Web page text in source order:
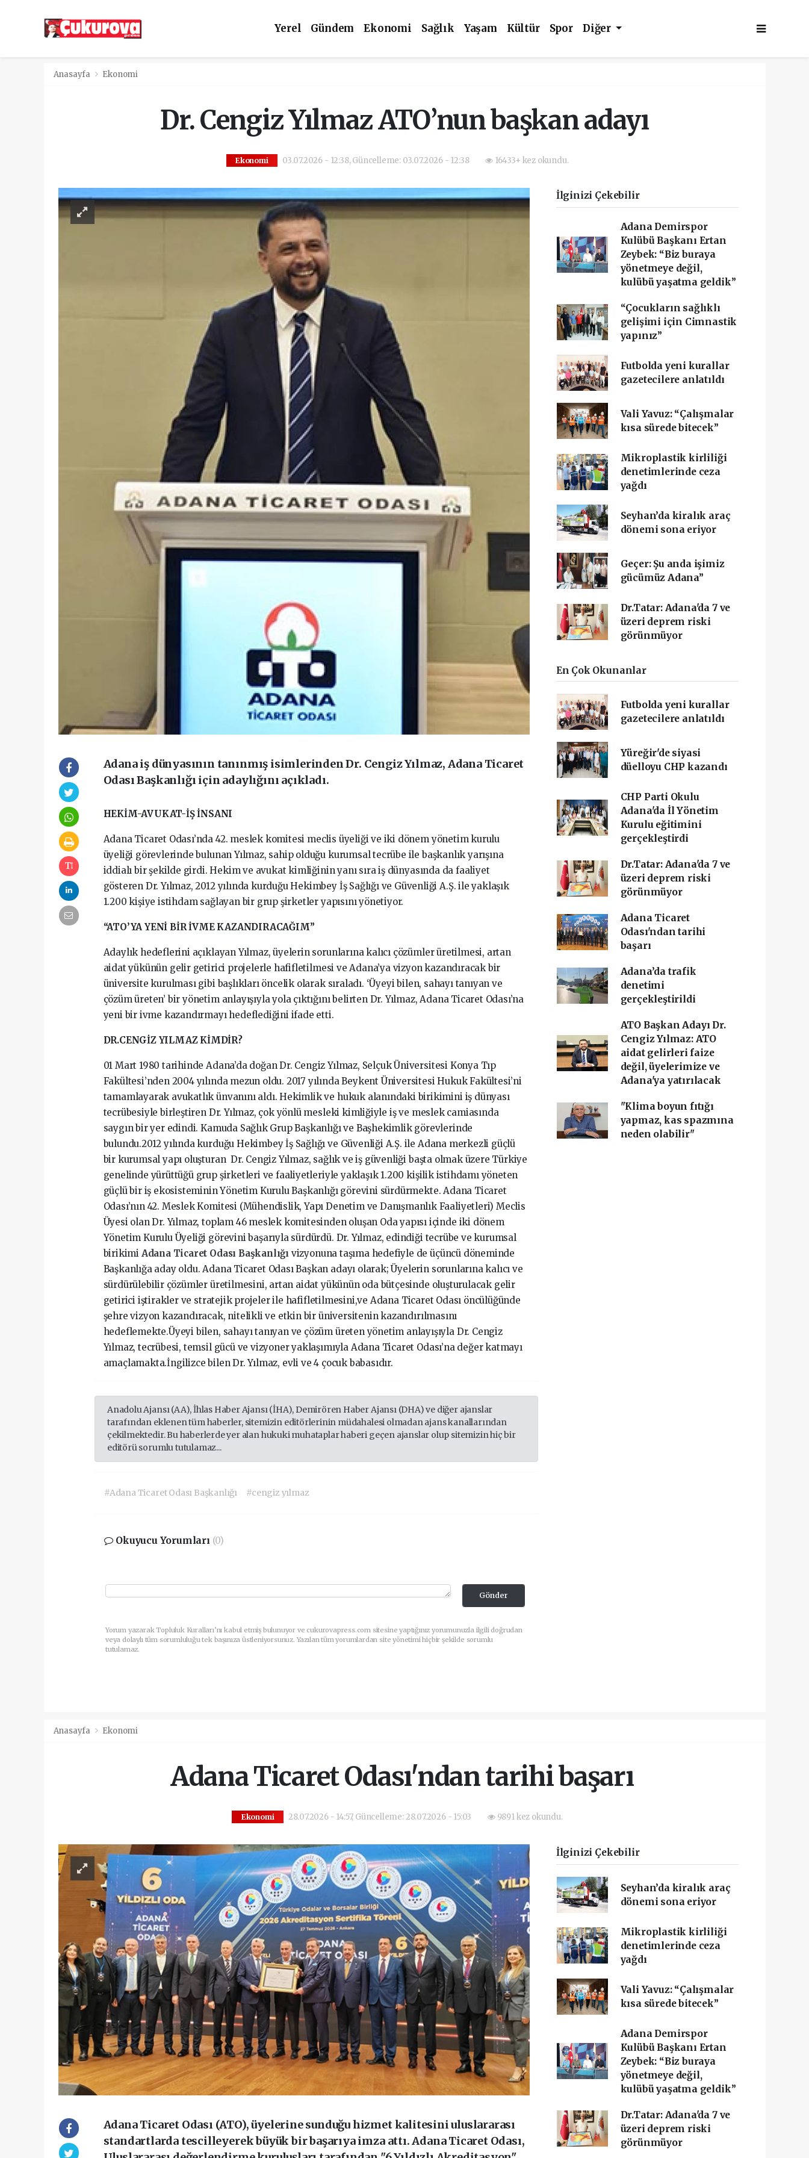
Yerel Gündem Ekonomi Sağlık Yaşam Kültür Spor Diğer
Anasayfa Ekonomi
Dr. Cengiz Yılmaz ATO’nun başkan adayı
Ekonomi 03.07.2026 - 12:38, Güncelleme: 03.07.2026 - 12:38 16433+ kez okundu.
Adana iş dünyasının tanınmış isimlerinden Dr. Cengiz Yılmaz, Adana Ticaret
Odası Başkanlığı için adaylığını açıkladı.
HEKİM-AVUKAT-İŞ İNSANI
Adana Ticaret Odası’nda 42. meslek komitesi meclis üyeliği ve iki dönem yönetim kurulu
üyeliği görevlerinde bulunan Yılmaz, sahip olduğu kurumsal tecrübe ile başkanlık yarışına
iddialı bir şekilde girdi. Hekim ve avukat kimliğinin yanı sıra iş dünyasında da faaliyet
gösteren Dr. Yılmaz, 2012 yılında kurduğu Hekimbey İş Sağlığı ve Güvenliği A.Ş. ile yaklaşık
1.200 kişiye istihdam sağlayan bir grup şirketler yapısını yönetiyor.
“ATO’YA YENİ BİR İVME KAZANDIRACAĞIM”
Adaylık hedeflerini açıklayan Yılmaz, üyelerin sorunlarına kalıcı çözümler üretilmesi, artan
aidat yükünün gelir getirici projelerle hafifletilmesi ve Adana’ya vizyon kazandıracak bir
üniversite kurulması gibi başlıkları öncelik olarak sıraladı. ‘Üyeyi bilen, sahayı tanıyan ve
çözüm üreten’ bir yönetim anlayışıyla yola çıktığını belirten Dr. Yılmaz, Adana Ticaret Odası’na
yeni bir ivme kazandırmayı hedeflediğini ifade etti.
DR.CENGİZ YILMAZ KİMDİR?
01 Mart 1980 tarihinde Adana’da doğan Dr. Cengiz Yılmaz, Selçuk Üniversitesi Konya Tıp
Fakültesi’nden 2004 yılında mezun oldu. 2017 yılında Beykent Üniversitesi Hukuk Fakültesi’ni
tamamlayarak avukatlık ünvanını aldı. Hekimlik ve hukuk alanındaki birikimini iş dünyası
tecrübesiyle birleştiren Dr. Yılmaz, çok yönlü mesleki kimliğiyle iş ve meslek camiasında
saygın bir yer edindi. Kamuda Sağlık Grup Başkanlığı ve Başhekimlik görevlerinde
bulundu.2012 yılında kurduğu Hekimbey İş Sağlığı ve Güvenliği A.Ş. ile Adana merkezli güçlü
bir kurumsal yapı oluşturan Dr. Cengiz Yılmaz, sağlık ve iş güvenliği başta olmak üzere Türkiye
genelinde yürüttüğü grup şirketleri ve faaliyetleriyle yaklaşık 1.200 kişilik istihdamı yöneten
güçlü bir iş ekosisteminin Yönetim Kurulu Başkanlığı görevini sürdürmekte. Adana Ticaret
Odası’nın 42. Meslek Komitesi (Mühendislik, Yapı Denetim ve Danışmanlık Faaliyetleri) Meclis
Üyesi olan Dr. Yılmaz, toplam 46 meslek komitesinden oluşan Oda yapısı içinde iki dönem
Yönetim Kurulu Üyeliği görevini başarıyla sürdürdü. Dr. Yılmaz, edindiği tecrübe ve kurumsal
birikimi Adana Ticaret Odası Başkanlığı vizyonuna taşıma hedefiyle de üçüncü döneminde
Başkanlığa aday oldu. Adana Ticaret Odası Başkan adayı olarak; Üyelerin sorunlarına kalıcı ve
sürdürülebilir çözümler üretilmesini, artan aidat yükünün oda bütçesinde oluşturulacak gelir
getirici iştirakler ve stratejik projeler ile hafifletilmesini,ve Adana Ticaret Odası öncülüğünde
şehre vizyon kazandıracak, nitelikli ve etkin bir üniversitenin kazandırılmasını
hedeflemekte.Üyeyi bilen, sahayı tanıyan ve çözüm üreten yönetim anlayışıyla Dr. Cengiz
Yılmaz, tecrübesi, temsil gücü ve vizyoner yaklaşımıyla Adana Ticaret Odası’na değer katmayı
amaçlamakta.İngilizce bilen Dr. Yılmaz, evli ve 4 çocuk babasıdır.
Anadolu Ajansı (AA), İhlas Haber Ajansı (İHA), Demirören Haber Ajansı (DHA) ve diğer ajanslar
tarafından eklenen tüm haberler, sitemizin editörlerinin müdahalesi olmadan ajans kanallarından
çekilmektedir. Bu haberlerde yer alan hukuki muhataplar haberi geçen ajanslar olup sitemizin hiç bir
editörü sorumlu tutulamaz...
#Adana Ticaret Odası Başkanlığı #cengiz yılmaz
Okuyucu Yorumları (0)
Gönder
Yorum yazarak Topluluk Kuralları’nı kabul etmiş bulunuyor ve cukurovapress.com sitesine yaptığınız yorumunuzla ilgili doğrudan
veya dolaylı tüm sorumluluğu tek başınıza üstleniyorsunuz. Yazılan tüm yorumlardan site yönetimi hiçbir şekilde sorumlu
tutulamaz.
İlginizi Çekebilir
Adana Demirspor
Kulübü Başkanı Ertan
Zeybek: “Biz buraya
yönetmeye değil,
kulübü yaşatma geldik”
“Çocukların sağlıklı
gelişimi için Cimnastik
yapınız”
Futbolda yeni kurallar
gazetecilere anlatıldı
Vali Yavuz: “Çalışmalar
kısa sürede bitecek”
Mikroplastik kirliliği
denetimlerinde ceza
yağdı
Seyhan’da kiralık araç
dönemi sona eriyor
Geçer: Şu anda işimiz
gücümüz Adana”
Dr.Tatar: Adana'da 7 ve
üzeri deprem riski
görünmüyor
En Çok Okunanlar
Futbolda yeni kurallar
gazetecilere anlatıldı
Yüreğir'de siyasi
düelloyu CHP kazandı
CHP Parti Okulu
Adana'da İl Yönetim
Kurulu eğitimini
gerçekleştirdi
Dr.Tatar: Adana'da 7 ve
üzeri deprem riski
görünmüyor
Adana Ticaret
Odası'ndan tarihi
başarı ‎
Adana’da trafik
denetimi
gerçekleştirildi
ATO Başkan Adayı Dr.
Cengiz Yılmaz: ATO
aidat gelirleri faize
değil, üyelerimize ve
Adana'ya yatırılacak
"Klima boyun fıtığı
yapmaz, kas spazmına
neden olabilir"
Anasayfa Ekonomi
Adana Ticaret Odası'ndan tarihi başarı ‎
Ekonomi 28.07.2026 - 14:57, Güncelleme: 28.07.2026 - 15:03 9891 kez okundu.
‎Adana Ticaret Odası (ATO), üyelerine sunduğu hizmet kalitesini uluslararası
standartlarda tescilleyerek büyük bir başarıya imza attı. Adana Ticaret Odası,
İlginizi Çekebilir
Seyhan’da kiralık araç
dönemi sona eriyor
Mikroplastik kirliliği
denetimlerinde ceza
yağdı
Vali Yavuz: “Çalışmalar
kısa sürede bitecek”
Adana Demirspor
Kulübü Başkanı Ertan
Zeybek: “Biz buraya
yönetmeye değil,
kulübü yaşatma geldik”
Dr.Tatar: Adana'da 7 ve
üzeri deprem riski
görünmüyor